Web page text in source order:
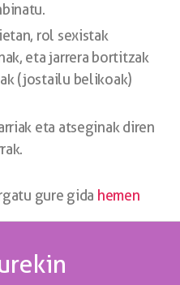
rol sexistak
eta jarrera bortitzak
(jostailu belikoak)
eta atseginak diren
gure gida hemen